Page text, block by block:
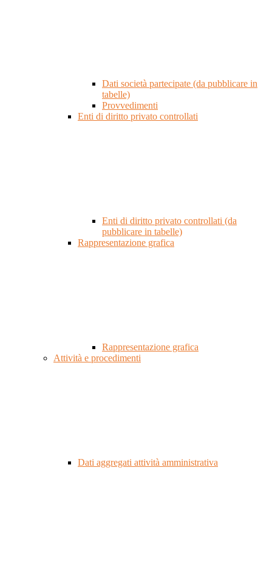
Dati società partecipate (da pubblicare in
tabelle)
Provvedimenti
Enti di diritto privato controllati
Enti di diritto privato controllati (da
pubblicare in tabelle)
Rappresentazione grafica
Rappresentazione grafica
Attività e procedimenti
Dati aggregati attività amministrativa